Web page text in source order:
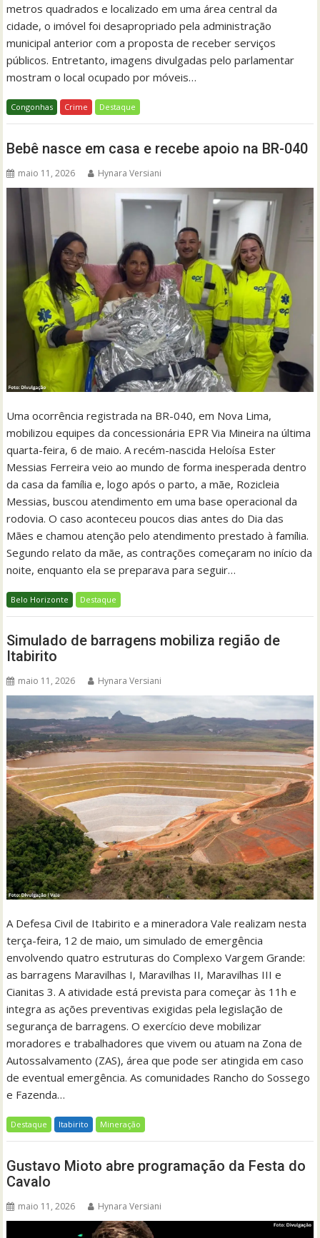
metros quadrados e localizado em uma área central da
cidade, o imóvel foi desapropriado pela administração
municipal anterior com a proposta de receber serviços
públicos. Entretanto, imagens divulgadas pelo parlamentar
mostram o local ocupado por móveis…
Congonhas Crime Destaque
Bebê nasce em casa e recebe apoio na BR-040
maio 11, 2026 Hynara Versiani
Uma ocorrência registrada na BR-040, em Nova Lima,
mobilizou equipes da concessionária EPR Via Mineira na última
quarta-feira, 6 de maio. A recém-nascida Heloísa Ester
Messias Ferreira veio ao mundo de forma inesperada dentro
da casa da família e, logo após o parto, a mãe, Rozicleia
Messias, buscou atendimento em uma base operacional da
rodovia. O caso aconteceu poucos dias antes do Dia das
Mães e chamou atenção pelo atendimento prestado à família.
Segundo relato da mãe, as contrações começaram no início da
noite, enquanto ela se preparava para seguir…
Belo Horizonte Destaque
Simulado de barragens mobiliza região de
Itabirito
maio 11, 2026 Hynara Versiani
A Defesa Civil de Itabirito e a mineradora Vale realizam nesta
terça-feira, 12 de maio, um simulado de emergência
envolvendo quatro estruturas do Complexo Vargem Grande:
as barragens Maravilhas I, Maravilhas II, Maravilhas III e
Cianitas 3. A atividade está prevista para começar às 11h e
integra as ações preventivas exigidas pela legislação de
segurança de barragens. O exercício deve mobilizar
moradores e trabalhadores que vivem ou atuam na Zona de
Autossalvamento (ZAS), área que pode ser atingida em caso
de eventual emergência. As comunidades Rancho do Sossego
e Fazenda…
Destaque Itabirito Mineração
Gustavo Mioto abre programação da Festa do
Cavalo
maio 11, 2026 Hynara Versiani